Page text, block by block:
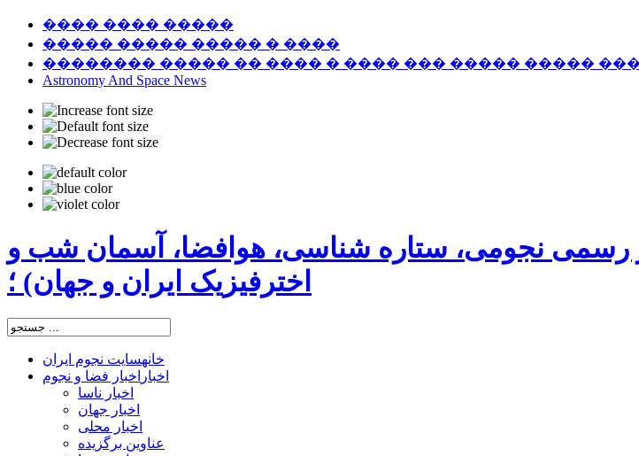
���� ���� �����
����� ����� ����� � ����
�������� ����� �� ���� � ���� ��� ����� �����
Astronomy And Space News
رسمی نجومی، ستاره شناسی، هوافضا، آسمان شب و
اخترفیزیک ایران و جهان) ؛
خانهسایت نجوم ایران
اخبار اخبار فضا و نجوم
اخبار ناسا
اخبار جهان
اخبار محلی
عناوین برگزیده